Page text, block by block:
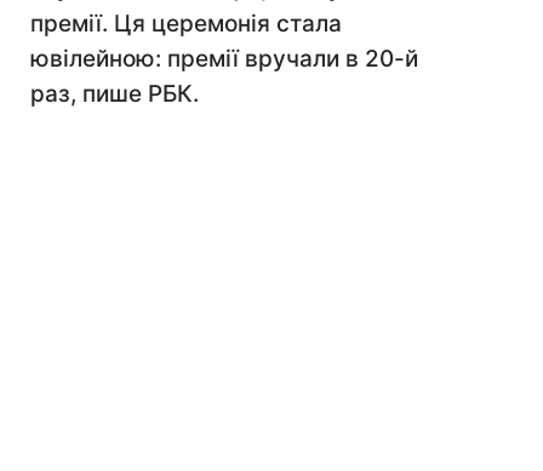
премії. Ця церемонія стала
ювілейною: премії вручали в 20-й
раз, пише РБК.